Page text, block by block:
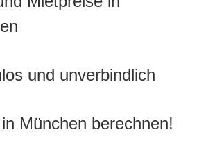
und unverbindlich
München berechnen!